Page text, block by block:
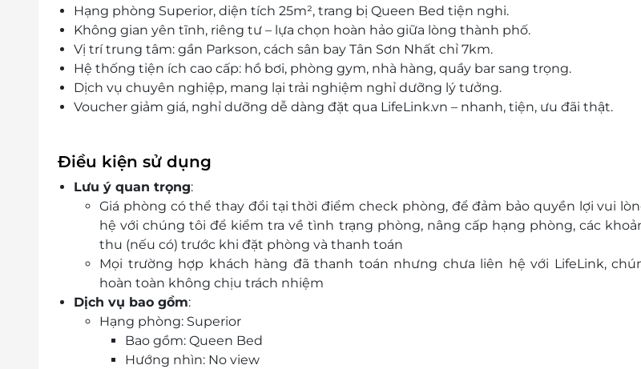
Hạng phòng Superior, diện tích 25m², trang bị Queen Bed tiện nghi.
Không gian yên tĩnh, riêng tư – lựa chọn hoàn hảo giữa lòng thành phố.
Vị trí trung tâm: gần Parkson, cách sân bay Tân Sơn Nhất chỉ 7km.
Hệ thống tiện ích cao cấp: hồ bơi, phòng gym, nhà hàng, quầy bar sang trọng.
Dịch vụ chuyên nghiệp, mang lại trải nghiệm nghỉ dưỡng lý tưởng.
Voucher giảm giá, nghỉ dưỡng dễ dàng đặt qua LifeLink.vn – nhanh, tiện, ưu đãi thật.
Điều kiện sử dụng
Lưu ý quan trọng:
Giá phòng có thể thay đổi tại thời điểm check phòng, để đảm bảo quyền lợi vui
hệ với chúng tôi để kiểm tra về tình trạng phòng, nâng cấp hạng phòng, các
thu (nếu có) trước khi đặt phòng và thanh toán
Mọi trường hợp khách hàng đã thanh toán nhưng chưa liên hệ với LifeLink,
hoàn toàn không chịu trách nhiệm
Dịch vụ bao gồm:
Hạng phòng: Superior
Bao gồm: Queen Bed
Hướng nhìn: No view